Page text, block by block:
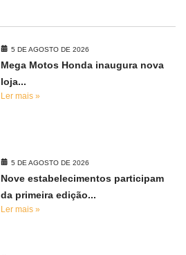
5 DE AGOSTO DE 2026
Mega Motos Honda inaugura nova
loja...
Ler mais »
5 DE AGOSTO DE 2026
Nove estabelecimentos participam
da primeira edição...
Ler mais »